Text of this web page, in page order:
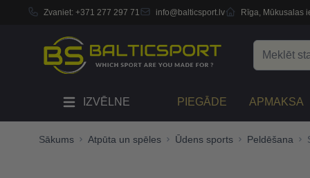
Zvaniet: +371 277 297 71 info@balticsport.lv Rīga, Mūkusalas
IZVĒLNE PIEGĀDE APMAKSA
Sākums Atpūta un spēles Ūdens sports Peldēšana